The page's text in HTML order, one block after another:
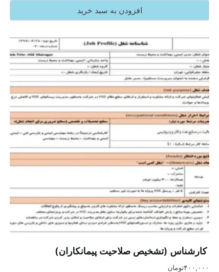
افزودن به سبد خرید
‏ کارشناس (تشخیص صلاحیت پیمانکاران)‏
۴۰۰,۰۰۰تومان